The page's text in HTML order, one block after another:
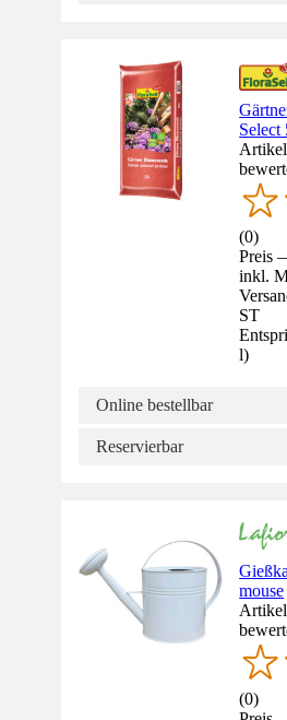
Select
(0)
Preis
inkl.
ST
l)
Online bestellbar
Reservierbar
mouse
(0)